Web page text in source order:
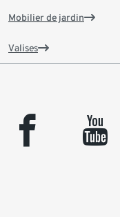
Mobilier de jardin
Valises
facebook youtube